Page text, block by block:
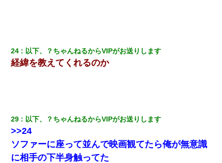
24 以下、？ちゃんねるからVIPがお送りします
経緯を教えてくれるのか
29 以下、？ちゃんねるからVIPがお送りします
>>24
ソファーに座って並んで映画観てたら俺が無意識
に相手の下半身触ってた